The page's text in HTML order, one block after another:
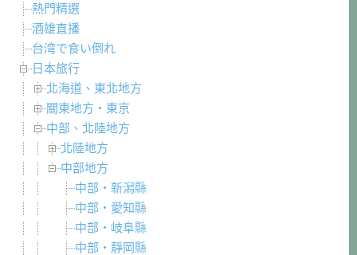
熱門精選
酒雄直播
台湾で食い倒れ
日本旅行
北海道、東北地方
關東地方・東京
中部、北陸地方
北陸地方
中部地方
中部・新潟縣
中部・愛知縣
中部・岐阜縣
中部・靜岡縣